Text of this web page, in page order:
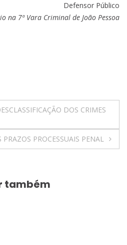
Defensor Público
na 7ª Vara Criminal de João Pessoa
DOS CRIMES
PRAZOS PROCESSUAIS PENAL
também